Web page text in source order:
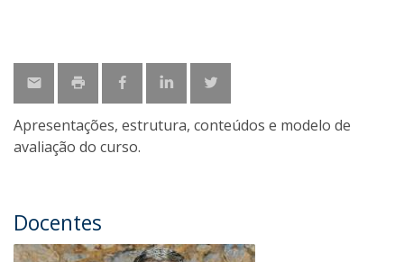
Apresentações, estrutura, conteúdos e modelo de
avaliação do curso.
Docentes